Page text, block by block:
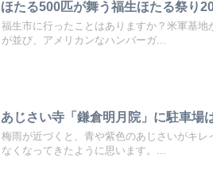
ほたる500匹が舞う福生ほたる祭り
福生市に行ったことはありますか？米軍基
が並び、アメリカンなハンバーガ...
あじさい寺「鎌倉明月院」に駐車場
梅雨が近づくと、青や紫色のあじさいがキ
なくなってきたように思います。...